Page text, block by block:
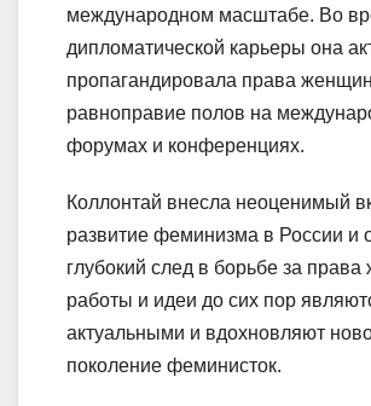
международном масштабе. Во
дипломатической карьеры она
пропагандировала права
равноправие полов на
форумах и конференциях.
Коллонтай внесла неоценимый
развитие феминизма в России и
глубокий след в борьбе за
работы и идеи до сих пор
актуальными и вдохновляют
поколение феминисток.